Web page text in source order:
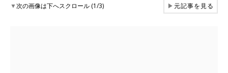
▼次の画像は下へスクロール (1/3) ▶元記事を見る